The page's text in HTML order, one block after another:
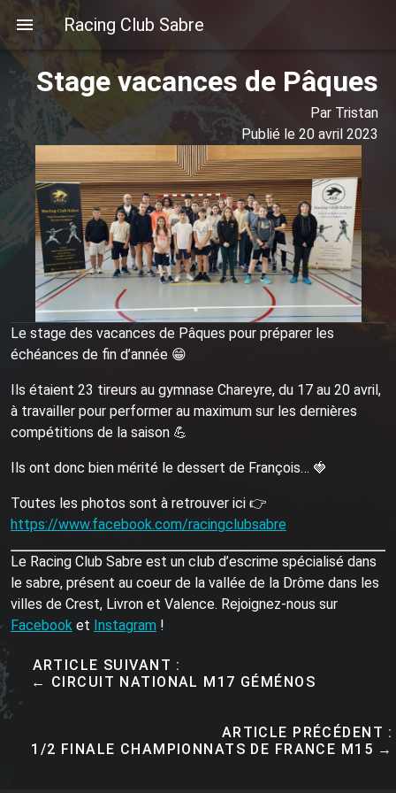
Racing Club Sabre
Stage vacances de Pâques
Par Tristan
Publié le 20 avril 2023
Le stage des vacances de Pâques pour préparer les
échéances de fin d’année 😁
Ils étaient 23 tireurs au gymnase Chareyre, du 17 au 20 avril,
à travailler pour performer au maximum sur les dernières
compétitions de la saison 💪
Ils ont donc bien mérité le dessert de François… 🍓
Toutes les photos sont à retrouver ici 👉
https://www.facebook.com/racingclubsabre
Le Racing Club Sabre est un club d’escrime spécialisé dans
le sabre, présent au coeur de la vallée de la Drôme dans les
villes de Crest, Livron et Valence. Rejoignez-nous sur
Facebook et Instagram !
ARTICLE SUIVANT :
← CIRCUIT NATIONAL M17 GÉMÉNOS
ARTICLE PRÉCÉDENT :
1/2 FINALE CHAMPIONNATS DE FRANCE M15 →